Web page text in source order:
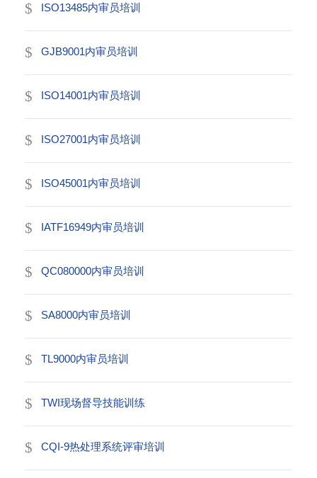
ISO13485内审员培训
GJB9001内审员培训
ISO14001内审员培训
ISO27001内审员培训
ISO45001内审员培训
IATF16949内审员培训
QC080000内审员培训
SA8000内审员培训
TL9000内审员培训
TWI现场督导技能训练
CQI-9热处理系统评审培训